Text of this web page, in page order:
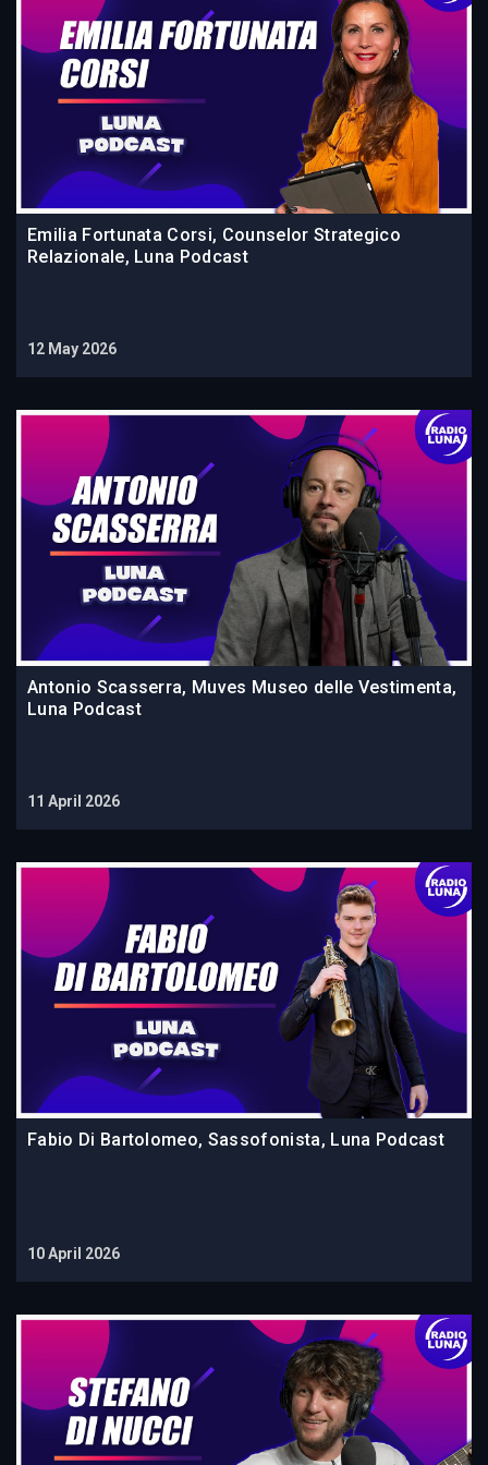
Emilia Fortunata Corsi, Counselor Strategico
Relazionale, Luna Podcast
12 May 2026
Antonio Scasserra, Muves Museo delle Vestimenta,
Luna Podcast
11 April 2026
Fabio Di Bartolomeo, Sassofonista, Luna Podcast
10 April 2026